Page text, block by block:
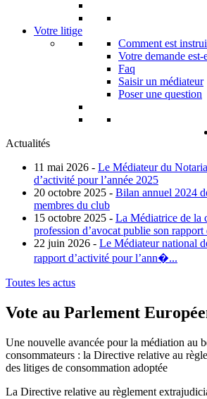
Votre litige
Comment est
Votre demande
Faq
Saisir un médiateur
Poser une question
Actualités
11 mai 2026 - Le Médiateur du
d’activité pour l’année 2025
20 octobre 2025 - Bilan annuel 2024
membres du club
15 octobre 2025 - La Médiatrice de la
profession d’avocat publie son rapport
22 juin 2026 - Le Médiateur national
rapport d’activité pour l’ann�...
Toutes les actus
Vote au Parlement
Une nouvelle avancée pour la médiation au
consommateurs : la Directive relative au
des litiges de consommation adoptée
La Directive relative au règlement